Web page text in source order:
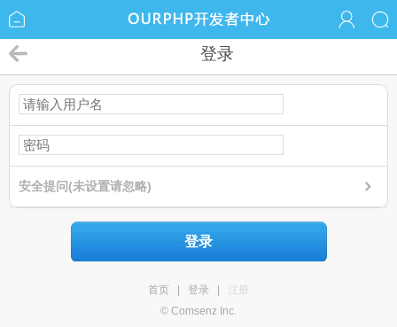
登录
安全提问(未设置请忽略)
登录
首页 登录
注册
© Comsenz Inc.